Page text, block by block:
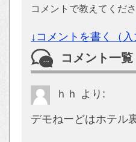
コメントで教えてくださ
↓コメントを書く（
コメント一覧
ｈｈ より:
デモねーどはホテル